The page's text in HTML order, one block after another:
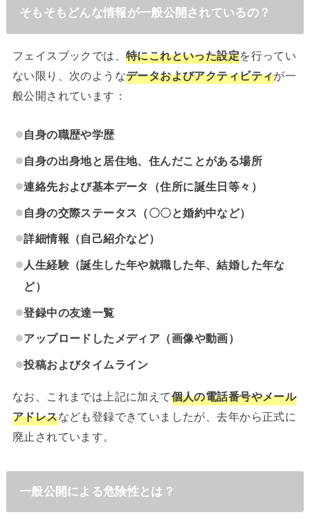
そもそもどんな情報が一般公開されているの？
フェイスブックでは、特にこれといった設定を行ってい
ない限り、次のようなデータおよびアクティビティが一
般公開されています：
自身の職歴や学歴
自身の出身地と居住地、住んだことがある場所
連絡先および基本データ（住所に誕生日等々）
自身の交際ステータス（〇〇と婚約中など）
詳細情報（自己紹介など）
人生経験（誕生した年や就職した年、結婚した年な
ど）
登録中の友達一覧
アップロードしたメディア（画像や動画）
投稿およびタイムライン
なお、これまでは上記に加えて個人の電話番号やメール
アドレスなども登録できていましたが、去年から正式に
廃止されています。
一般公開による危険性とは？